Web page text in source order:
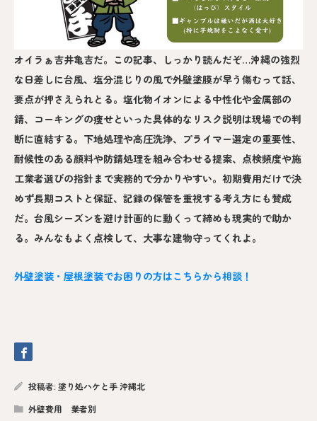
オイラぁ吉井亀吉だ。この記事、しっかり読んだぞ…沖縄の強烈
な日差しに台風、塩分混じりの風で外壁塗膜が早う傷むって話、
要点が押さえられとる。塩化物イオンによる中性化や金属部の
錆、コーキングの痩せといった具体的なリスク説明は現場での判
断に直結する。下地処理や高圧洗浄、プライマー選定の重要性、
耐候性のある顔料や防錆処理を組み合わせる提案、点検頻度や施
工業者選びの指針まで実務的で分かりやすい。初期費用だけで決
めず長期コストと保証、記録の保管を重視する考え方にも賛成
だ。台風シーズンを避け計画的に動くって締めも現実的で助か
る。みんなもよく点検して、大事な建物守ってくれよ。
外壁塗装・屋根塗装でお困りの方はこちらから相談！
投稿者: 塗り処ハケと手 沖縄北
外壁費用 業者別